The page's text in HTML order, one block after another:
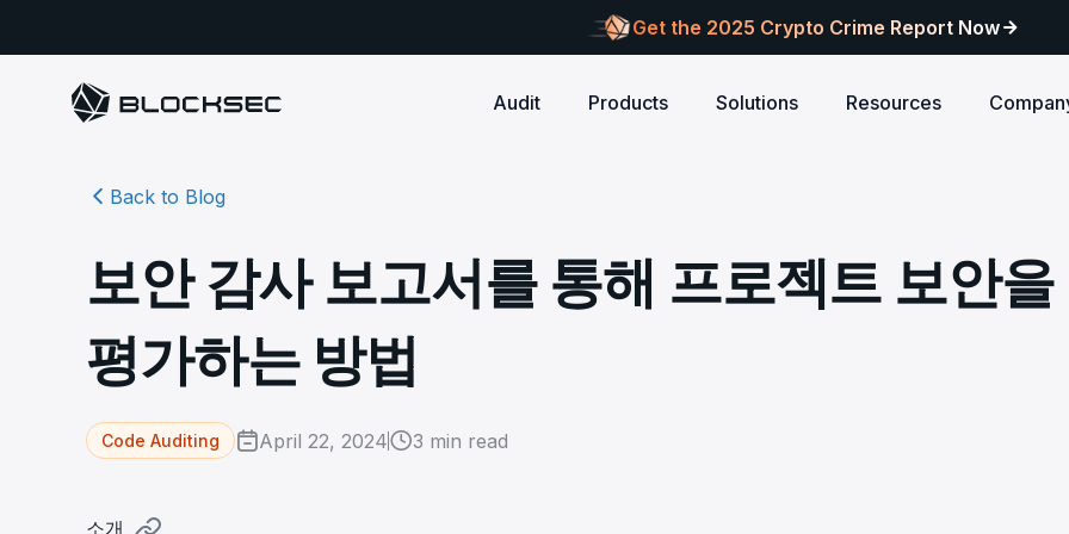
Get the 2025 Crypto Crime Report Now
Audit
robust, reliable, and meets top security
standards.
Infrastructure Audits
other infrastructure stack against
Products
Phalcon Security
Detect every threat, alert what
matters, and block attacks in real-
time.
Safe{Wallet} Monitor
ensure your Safe{Wallet}’s security.
Phalcon Compliance Free Trial
Identify illicit activities, manage risks,
Trace.ai
New
Trace stolen crypto with AI-
Solutions
real-time. Safeguard both user assets and your
reputation.
AML/CFT compliance.
attacks at
reputation.
Stablecoin Issuer
Secure your contracts pre-launch and monitor
stability and regulatory trust.
Build
every layer:
Resources
security audits by Block Sec.
Comprehensive docs to help you build securely
with BlockSec
Security Incidents Library
Comprehensive docs to help you build securely
new.
meets real-world security.
partners shaping the
security landscape.
Back to Blog
보안 감사 보고서를 통해 프로젝트 보안을
평가하는 방법
Code Auditing April 22, 2024 3 min read
소개